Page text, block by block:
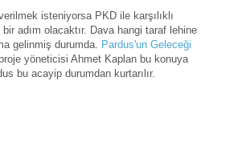
isteniyorsa PKD ile karşılıklı
adım olacaktır. Dava hangi taraf lehine
gelinmiş durumda. Pardus'un Geleceği
yöneticisi Ahmet Kaplan bu konuya
bu acayip durumdan kurtarılır.